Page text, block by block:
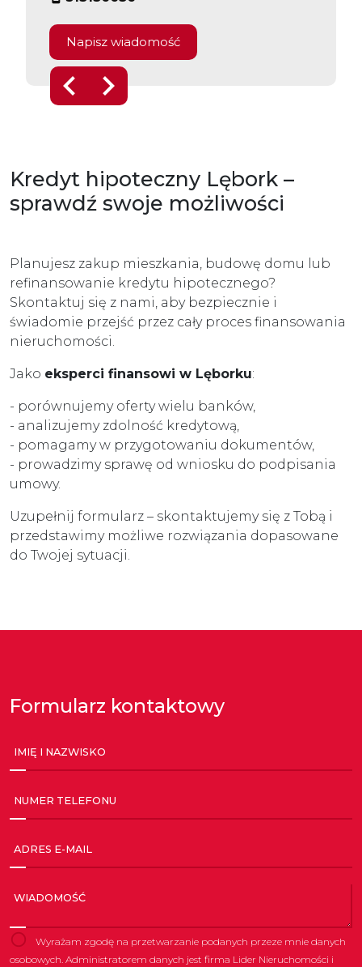
Napisz wiadomość
Kredyt hipoteczny Lębork –
sprawdź swoje możliwości
Planujesz zakup mieszkania, budowę domu lub
refinansowanie kredytu hipotecznego?
Skontaktuj się z nami, aby bezpiecznie i
świadomie przejść przez cały proces finansowania
nieruchomości.
Jako eksperci finansowi w Lęborku:
- porównujemy oferty wielu banków,
- analizujemy zdolność kredytową,
- pomagamy w przygotowaniu dokumentów,
- prowadzimy sprawę od wniosku do podpisania
umowy.
Uzupełnij formularz – skontaktujemy się z Tobą i
przedstawimy możliwe rozwiązania dopasowane
do Twojej sytuacji.
Formularz kontaktowy
IMIĘ I NAZWISKO
NUMER TELEFONU
ADRES E-MAIL
WIADOMOŚĆ
Wyrażam zgodę na przetwarzanie podanych przeze mnie danych
osobowych. Administratorem danych jest firma Lider Nieruchomości i